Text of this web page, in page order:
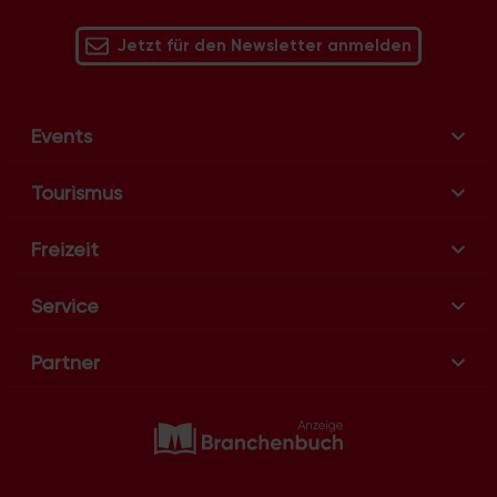
Jetzt für den Newsletter anmelden
Events
Tourismus
Freizeit
Service
Partner